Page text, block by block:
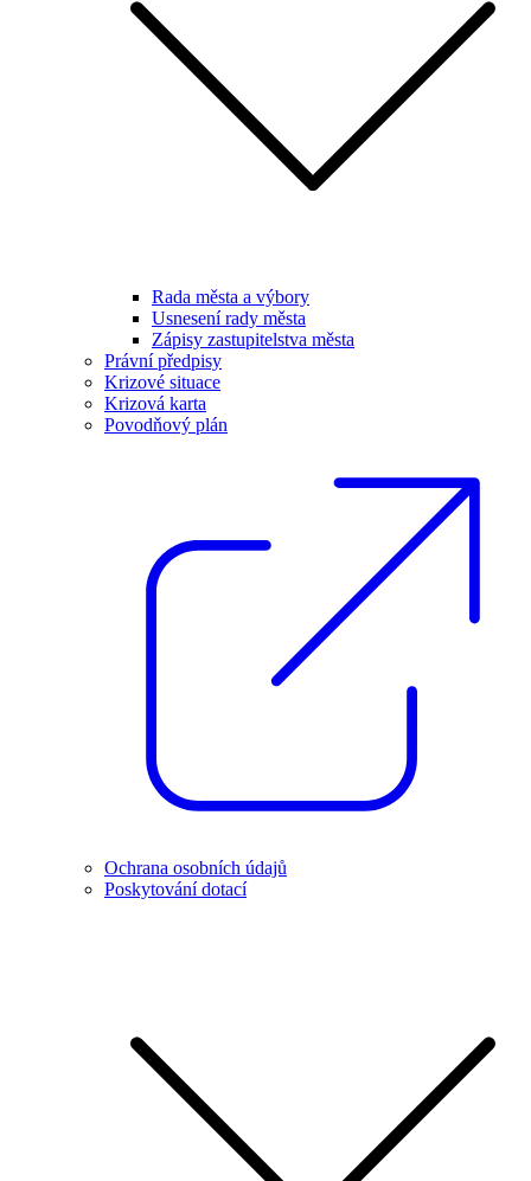
Rada města a výbory
Usnesení rady města
Zápisy zastupitelstva města
Právní předpisy
Krizové situace
Krizová karta
Povodňový plán
Ochrana osobních údajů
Poskytování dotací